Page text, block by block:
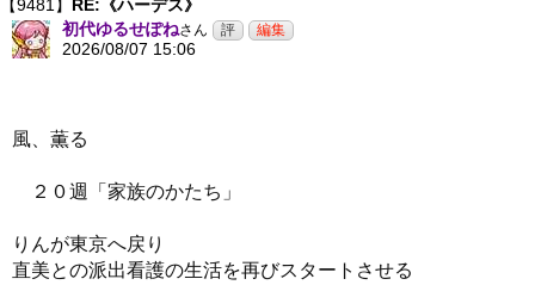
【9481】 RE:《ハーデス》
初代ゆるせぽねさん
2026/08/07 15:06
風、薫る
２０週「家族のかたち」
りんが東京へ戻り
直美との派出看護の生活を再びスタートさせる